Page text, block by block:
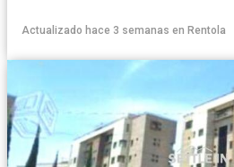
Actualizado hace 3 semanas en Rentola